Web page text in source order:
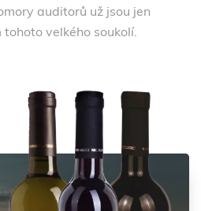
auditorů už jsou jen
velkého soukolí.